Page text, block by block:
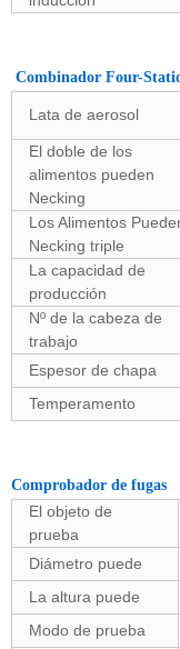
Combinador Four-
Lata de aerosol
El doble de los
alimentos pueden
Necking
Los Alimentos
Necking triple
La capacidad de
producción
Nº de la cabeza de
trabajo
Espesor de chapa
Temperamento
Comprobador de fugas
El objeto de
prueba
Diámetro puede
La altura puede
Modo de prueba